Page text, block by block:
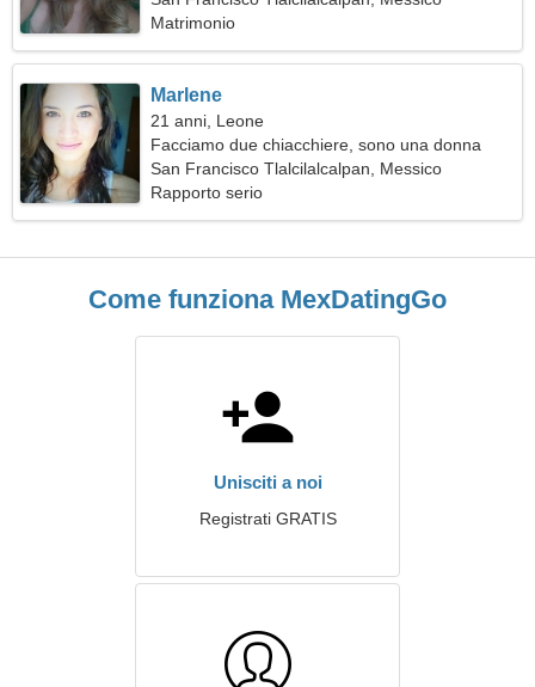
Matrimonio
Marlene
21 anni, Leone
Facciamo due chiacchiere, sono una donna
squisita
San Francisco Tlalcilalcalpan, Messico
Rapporto serio
Come funziona MexDatingGo
Unisciti a noi
Registrati GRATIS